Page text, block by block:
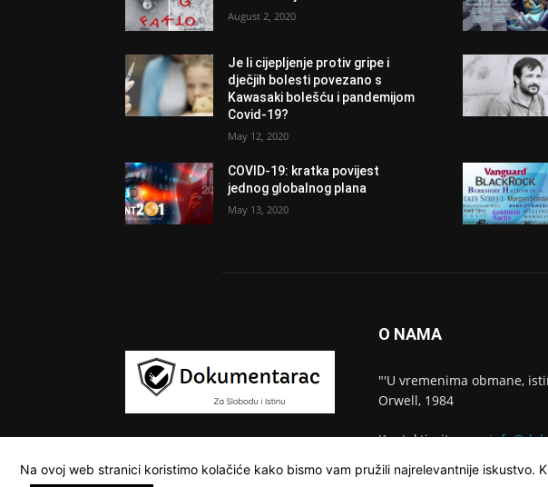
August 2, 2020
Je li cijepljenje protiv gripe i
dječjih bolesti povezano s
Kawasaki bolešću i pandemijom
Covid-19?
May 12, 2020
COVID-19: kratka povijest
jednog globalnog plana
May 13, 2020
O NAMA
"'U vremenima obmane,
Orwell, 1984
Kontaktirajte nas:
Na ovoj web stranici koristimo kolačiće kako bismo vam pružili najrelevantnije iskustvo.